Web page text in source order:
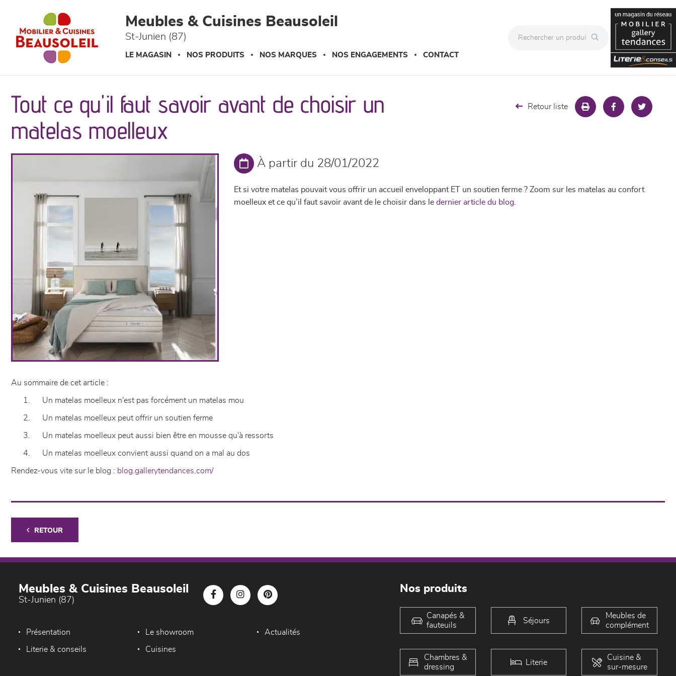
Meubles & Cuisines Beausoleil
St-Junien (87)
LE MAGASIN NOS PRODUITS NOS MARQUES NOS ENGAGEMENTS CONTACT
Tout ce qu'il faut savoir avant de choisir un
matelas moelleux
Retour liste
À partir du 28/01/2022
Et si votre matelas pouvait vous offrir un accueil enveloppant ET un soutien ferme ? Zoom sur les matelas au confort
moelleux et ce qu’il faut savoir avant de le choisir dans ledernier article du blog
Au sommaire de cet article :
1. Un matelas moelleux n'est pas forcément un matelas mou
2. Un matelas moelleux peut offrir un soutien ferme
3. Un matelas moelleux peut aussi bien être en mousse qu'à ressorts
4. Un matelas moelleux convient aussi quand on a mal au dos
Rendez-vous vite sur le blog : blog.gallerytendances.com/
RETOUR
Meubles & Cuisines Beausoleil
St-Junien (87)
Présentation Le showroom Actualités
Literie & conseils Cuisines
Nos produits
Canapés &
fauteuils
Séjours
Meubles de
complément
Chambres &
dressing
Literie
Cuisine &
sur-mesure